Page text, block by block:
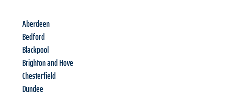
Aberdeen
Bedford
Blackpool
Brighton and Hove
Chesterfield
Dundee